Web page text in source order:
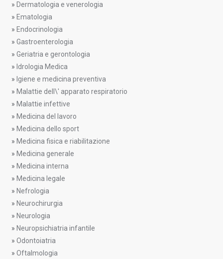
» Dermatologia e venerologia
» Ematologia
» Endocrinologia
» Gastroenterologia
» Geriatria e gerontologia
» Idrologia Medica
» Igiene e medicina preventiva
» Malattie dell\' apparato respiratorio
» Malattie infettive
» Medicina del lavoro
» Medicina dello sport
» Medicina fisica e riabilitazione
» Medicina generale
» Medicina interna
» Medicina legale
» Nefrologia
» Neurochirurgia
» Neurologia
» Neuropsichiatria infantile
» Odontoiatria
» Oftalmologia